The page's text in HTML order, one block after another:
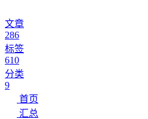
文章
286
标签
610
分类
9
首页
汇总